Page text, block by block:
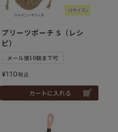
プリーツポーチ S（レシ
ピ）
メール便10個まで可
¥110税込
カートに入れる